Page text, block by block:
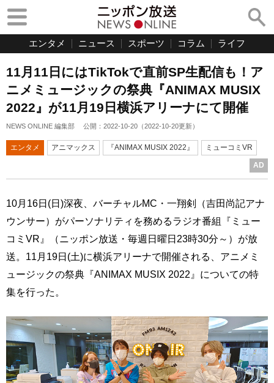
エンタメ ニュース スポーツ コラム ライフ
11月11日にはTikTokで直前SP生配信も！ア
ニメミュージックの祭典『ANIMAX MUSIX
2022』が11月19日横浜アリーナにて開催
NEWS ONLINE 編集部 公開： 2022-10-20 （2022-10-20更新）
エンタメ アニマックス 『ANIMAX MUSIX 2022』 ミューコミVR
AD
10月16日(日)深夜、バーチャルMC・一翔剣（吉田尚記アナ
ウンサー）がパーソナリティを務めるラジオ番組『ミュー
コミVR』（ニッポン放送・毎週日曜日23時30分～）が放
送。11月19日(土)に横浜アリーナで開催される、アニメミ
ュージックの祭典『ANIMAX MUSIX 2022』についての特
集を行った。